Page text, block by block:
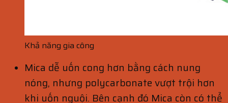
Khả năng gia công
Mica dễ uốn cong hơn bằng cách nung
nóng, nhưng polycarbonate vượt trội hơn
khi uốn nguội. Bên cạnh đó Mica còn có thể